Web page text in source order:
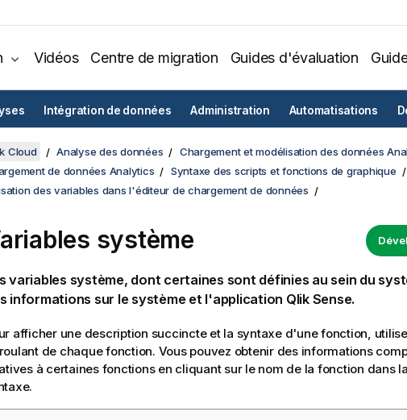
Vidéos Centre de migration Guides d'évaluation
Intégration de données Administration Automatisations
Cloud Analyse des données
Chargement et modélisation des données
de données Analytics
Syntaxe des scripts et fonctions de graphique
des variables dans l'éditeur de chargement de données
système
variables système, dont certaines sont définies au sein du
informations sur le système et l'application Qlik Sense.
afficher une description succincte et la syntaxe d'une fonction,
de chaque fonction. Vous pouvez obtenir des informations
à certaines fonctions en cliquant sur le nom de la fonction dans